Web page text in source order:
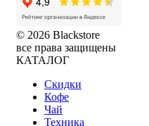
© 2026 Blackstore
все права защищены
КАТАЛОГ
Скидки
Кофе
Чай
Техника